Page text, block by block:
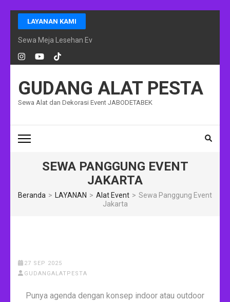
Lompat
ke
konten
(Tekan
Enter)
LAYANAN KAMI
Sewa Meja Lesehan Event Ramadhan Jakarta
GUDANG ALAT PESTA
Sewa Alat dan Dekorasi Event JABODETABEK
SEWA PANGGUNG EVENT
JAKARTA
Beranda > LAYANAN > Alat Event > Sewa Panggung Event
Jakarta
27 SEP 2025
GUDANGALATPESTA
Punya agenda dengan konsep indoor atau outdoor